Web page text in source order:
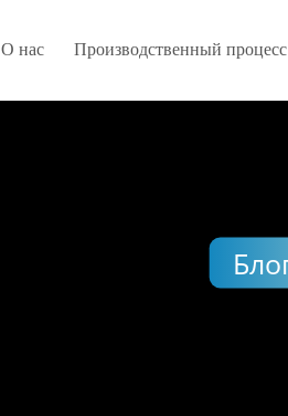
О нас Производственный процесс